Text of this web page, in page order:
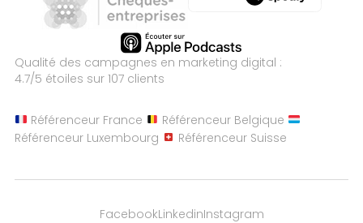
Qualité des campagnes en marketing digital :
4.7/5 étoiles sur 107 clients
Référenceur France
Référenceur Belgique
Référenceur Luxembourg
Référenceur Suisse
FacebookLinkedinInstagram